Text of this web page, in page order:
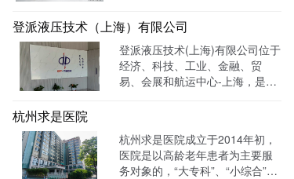
功案例。选择LTD枢纽云搭建升
级数字化官网，提高品牌形象和
专业度。目前官网运行全网曝光
数已达到208W+
登派液压技术（上海）有限公司
登派液压技术(上海)有限公司位于
经济、科技、工业、金融、贸
易、会展和航运中心-上海，是一
网全网曝光数达779498次。
杭州求是医院
杭州求是医院成立于2014年初，
医院是以高龄老年患者为主要服
务对象的，“大专科”、“小综合”为